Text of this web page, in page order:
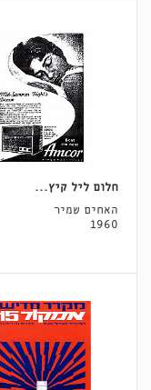
חלום ליל קיץ...
האחים שמיר
1960